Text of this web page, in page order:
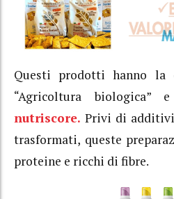
Questi prodotti hanno la
“Agricoltura
nutriscore. Privi di
trasformati, queste
proteine e ricchi di fibre.